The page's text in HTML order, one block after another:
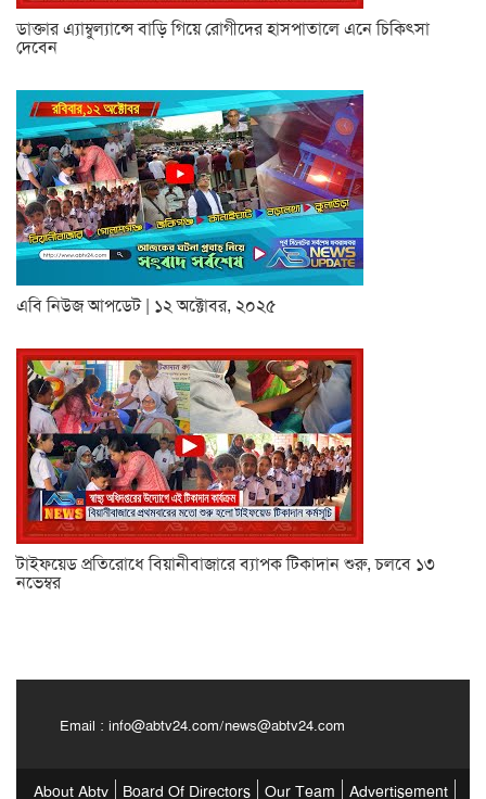
ডাক্তার এ্যাম্বুল্যান্সে বাড়ি গিয়ে রোগীদের হাসপাতালে এনে চিকিৎসা
দেবেন
এবি নিউজ আপডেট | ১২ অক্টোবর, ২০২৫
টাইফয়েড প্রতিরোধে বিয়ানীবাজারে ব্যাপক টিকাদান শুরু, চলবে ১৩
নভেম্বর
Email : info@abtv24.com/news@abtv24.com
About Abtv Board Of Directors Our Team Advertisement